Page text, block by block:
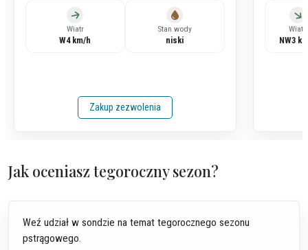
Wiatr
W4km/h
Stan wody
niski
Zakup zezwolenia
Wiatr
NW3
Jak oceniasz tegoroczny sezon?
Weź udział w sondzie na temat tegorocznego sezonu
pstrągowego.